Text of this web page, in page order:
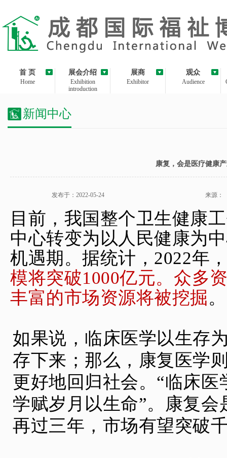
首 页
Home
展会介绍
Exhibition
introduction
展商
Exhibitor
观众
Audience
新闻中心
康复，会是医疗健康
发布于：2022-05-24 来源：
目前，我国整个卫生健康
中心转变为以人民健康为
机遇期。据统计，2022年
模将突破1000亿元。众多
丰富的市场资源将被挖掘。
如果说，临床医学以生存
存下来；那么，康复医学
更好地回归社会。“临床
学赋岁月以生命”。康复
再过三年，市场有望突破